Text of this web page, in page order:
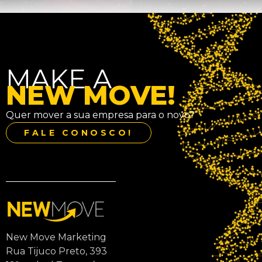
MAKE A
NEW MOVE!
Quer mover a sua empresa para o novo?
FALE CONOSCO!
New Move Marketing
Rua Tijuco Preto, 393